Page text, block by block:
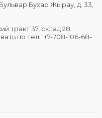
Бухар Жырау, д. 33,
тракт 37, склад 28
по тел.: +7-708-106-68-